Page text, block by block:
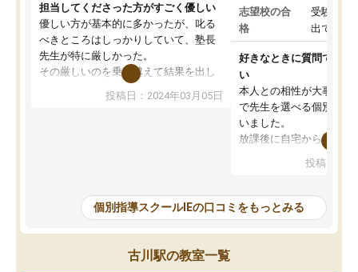
担当してくださった方がすごく優しい
優しい方が基本的に多かったが、叱る
べきところはしっかりしていて、塾長
先生が特に厳しかった。
その厳しいのを乗り越えて結果を出し
た時ちゃんと塾長先生が褒めてくれた
ので、また褒められたいと思い更に頑
IEに通っていたおかげで学校のテスト
はほとんど100点以外は取らなかった
が、カリキュラムも指導内容もしっか
りしていたのにも関わらず私立中学受
験では結果を残せず非常に申し訳なか
投稿日：2024年03月05日
志望校の合
格
受験して
出ていな
好きなときに質問できる
い
本人との相性が大事だと
で先生を選べる個別指導
いました。
放課後に自宅から通える
整頓されていたことが
は、小学生に理解できる
時事的な例えを交えて説
ものだったから、受講後
投稿日：
個別指導スクールIEの口コミをもっとみる
古川駅の教室一覧